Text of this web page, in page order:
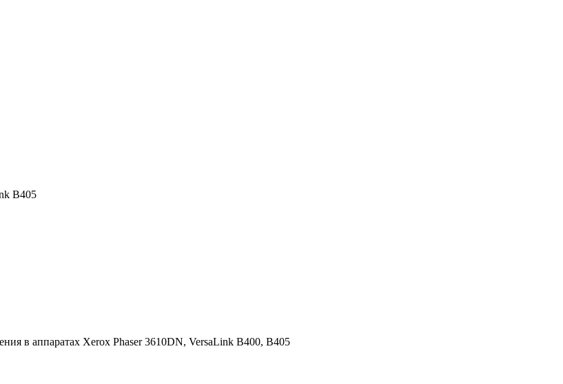
B405
в аппаратах Xerox Phaser 3610DN, VersaLink B400, B405